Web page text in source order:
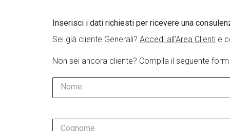
Inserisci i dati richiesti per ricevere una
Sei già cliente Generali? Accedi all’Area Clienti e
Non sei ancora cliente? Compila il seguente form
Nome
Cognome